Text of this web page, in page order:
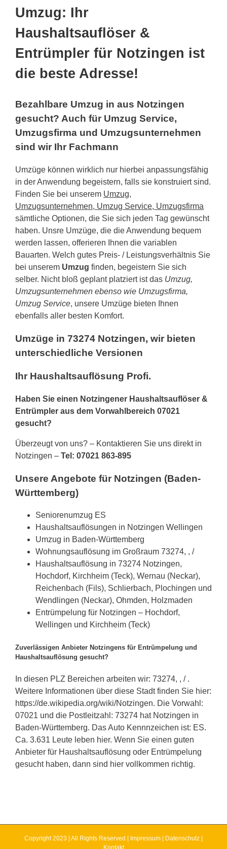
Umzug: Ihr
Haushaltsauflöser &
Entrümpler für Notzingen ist
die beste Adresse!
Bezahlbare Umzug in aus Notzingen
gesucht? Auch für Umzug Service,
Umzugsfirma und Umzugsunternehmen
sind wir Ihr Fachmann
Umzüge können wirklich nur hierbei anpassungsfähig
in der Anwendung begeistern, falls sie konstruiert sind.
Finden Sie bei unserem Umzug,
Umzugsunternehmen, Umzug Service, Umzugsfirma
sämtliche Optionen, die Sie sich jeden Tag gewünscht
haben. Unsre Umzüge, die die Anwendung bequem
werden lassen, offerieren Ihnen die variablen
Bauarten. Welch gutes Preis- / Leistungsverhältnis Sie
bei unserem Umzug finden, begeistern Sie sich
selber. Nicht bloß geplant platziert ist das Umzug,
Umzugsunternehmen ebenso wie Umzugsfirma,
Umzug Service, unsere Umzüge bieten Ihnen
ebenfalls aller besten Komfort.
Umzüge in 73274 Notzingen, wir bieten
unterschiedliche Versionen
Ihr Haushaltsauflösung Profi.
Haben Sie einen Notzingener Haushaltsauflöser &
Entrümpler aus dem Vorwahlbereich 07021
gesucht?
Überzeugt von uns? – Kontaktieren Sie uns direkt in
Notzingen – Tel: 07021 863-895
Unsere Angebote für Notzingen (Baden-
Württemberg)
Seniorenumzug ES
Haushaltsauflösungen in Notzingen Wellingen
Umzug in Baden-Württemberg
Wohnungsauflösung im Großraum 73274, , /
Haushaltsauflösung in 73274 Notzingen,
Hochdorf, Kirchheim (Teck), Wernau (Neckar),
Reichenbach (Fils), Schlierbach, Plochingen und
Wendlingen (Neckar), Ohmden, Holzmaden
Entrümpelung für Notzingen – Hochdorf,
Wellingen und Kirchheim (Teck)
Zuverlässigen Anbieter Notzingens für Entrümpelung und
Haushaltsauflösung gesucht?
In diesen PLZ Bereichen arbeiten wir: 73274, , / .
Weitere Informationen über diese Stadt finden Sie hier:
https://de.wikipedia.org/wiki/Notzingen. Die Vorwahl:
07021 und die Postleitzahl: 73274 hat Notzingen in
Baden-Württemberg. Das Auto Kennnzeichen ist: ES.
Ca. 3.631 Leute leben hier. Wenn Sie einen guten
Anbieter für Haushaltsauflösung oder Entrümpelung
gesucht haben, dann sind hier vollkommen richtig.
Copyright 2023 | All Rights Reserved | Impressum | Datenschutz |
Kontakt